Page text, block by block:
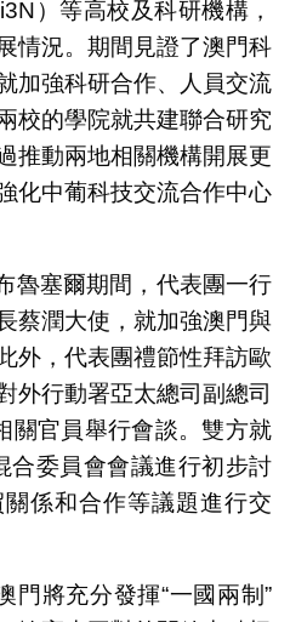
）等高校及科研機構，
情況。期間見證了澳門科
加強科研合作、人員交流
校的學院就共建聯合研究
推動兩地相關機構開展更
化中葡科技交流合作中心
魯塞爾期間，代表團一行
蔡潤大使，就加強澳門與
外，代表團禮節性拜訪歐
外行動署亞太總司副總司
關官員舉行會談。雙方就
合委員會會議進行初步討
係和合作等議題進行交
門將充分發揮“一國兩制”